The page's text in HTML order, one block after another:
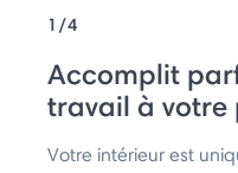
1/4
Accomplit
travail à votre
Votre intérieur est